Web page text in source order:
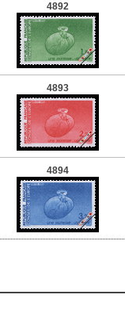
4892
4893
4894